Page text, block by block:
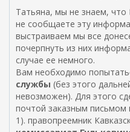
Татьяна, мы не знаем,
не сообщаете эту
выстраиваем мы все
почерпнуть из них
случае ее немного.
Вам необходимо
службы (без этого
невозможен). Для этого
почтой заказным письмом
1). правопреемник